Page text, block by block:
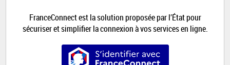
FranceConnect est la solution proposée par l’État pour
sécuriser et simplifier la connexion à vos services en ligne.
S’identifier avec FranceConnect